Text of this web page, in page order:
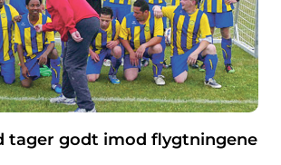
tager godt imod flygtningene